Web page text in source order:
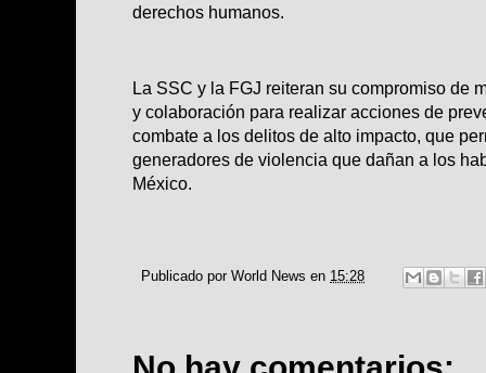
derechos humanos.
La SSC y la FGJ reiteran su compromiso de
y colaboración para realizar acciones de
combate a los delitos de alto impacto, que
generadores de violencia que dañan a los
México.
Publicado por World News en 15:28